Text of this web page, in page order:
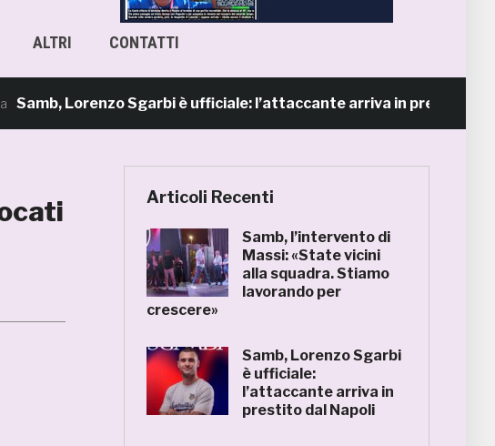
ALTRI CONTATTI
Lorenzo Sgarbi è ufficiale: l’attaccante arriva in prestito dal
Articoli Recenti
Samb, l’intervento di
Massi: «State vicini
alla squadra. Stiamo
lavorando per
crescere»
Samb, Lorenzo Sgarbi
è ufficiale:
l’attaccante arriva in
prestito dal Napoli